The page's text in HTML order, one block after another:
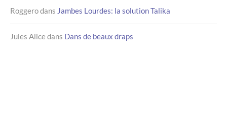
Roggerodans Jambes Lourdes: la solution Talika
Jules Alicedans Dans de beaux draps